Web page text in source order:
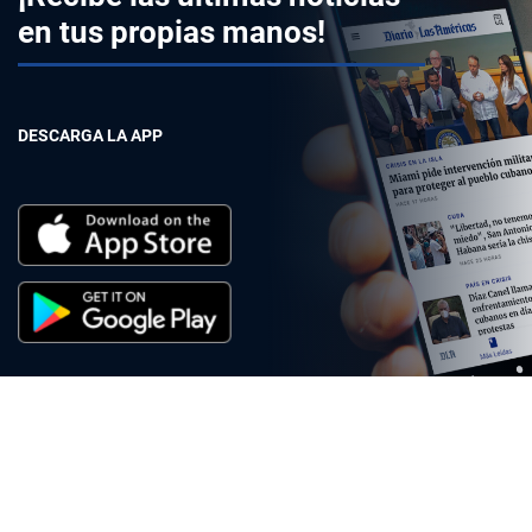
en tus propias manos!
DESCARGA LA APP